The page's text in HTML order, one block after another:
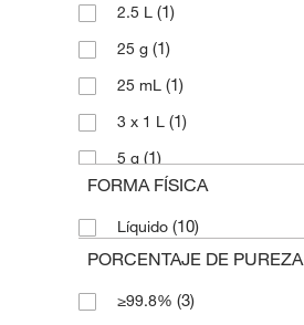
2.5 L (1)
25 g (1)
25 mL (1)
3 x 1 L (1)
5 g (1)
50 mL(1)
500 mL(2)
FORMA FÍSICA
Líquido (10)
PORCENTAJE DE PUREZA
≥99.8% (3)